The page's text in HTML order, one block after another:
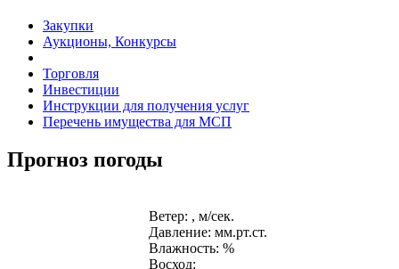
Закупки
Аукционы, Конкурсы
Торговля
Инвестиции
Инструкции для получения услуг
Перечень имущества для МСП
Прогноз погоды
Ветер: , м/сек.
Давление: мм.рт.ст.
Влажность: %
Восход: